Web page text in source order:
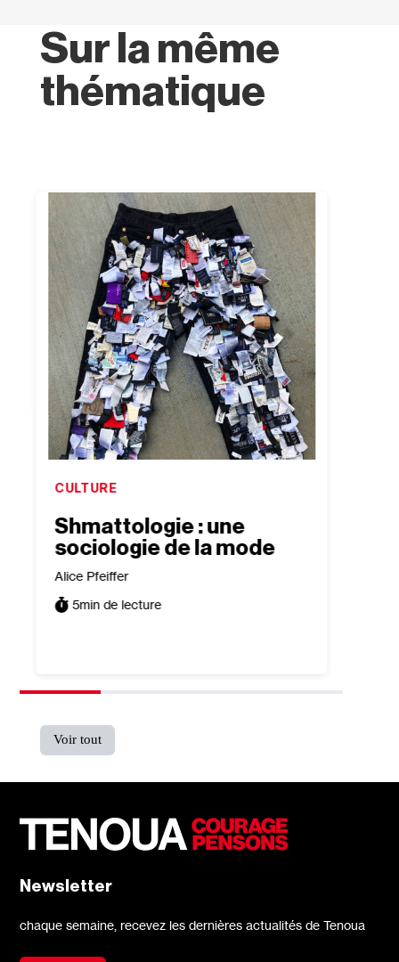
Sur la même
thématique
CULTURE
Shmattologie : une
sociologie de la mode
Alice Pfeiffer
5min de lecture
Voir tout
Newsletter
chaque semaine, recevez les dernières actualités de Tenoua